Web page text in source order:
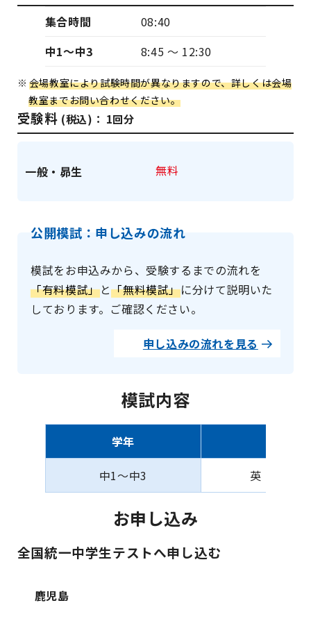
集合時間
08:40
中1〜中3
8:45 〜 12:30
会場教室により試験時間が異なりますので、詳しくは会場
教室までお問い合わせください。
受験料 (税込)： 1回分
一般・昴生 無料
公開模試：申し込みの流れ
模試をお申込みから、受験するまでの流れを
「有料模試」と「無料模試」に分けて説明いた
しております。ご確認ください。
申し込みの流れを見る
模試内容
学年
中1〜中3 英・数・国
お申し込み
全国統一中学生テストへ申し込む
鹿児島